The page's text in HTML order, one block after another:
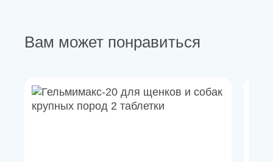
Вам может понравиться